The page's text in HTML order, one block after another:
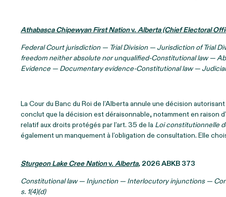
Athabasca Chipewyan First Nationv. Alberta (Chief Electoral
Federal Court jurisdiction — Trial Division — Jurisdiction of Trial
freedom neither absolute nor unqualified-Constitutional law —
Evidence — Documentary evidence-Constitutional law —
La Cour du Banc du Roi de l’Alberta annule une décision
conclut que la décision est déraisonnable, notamment en raison
relatif aux droits protégés par l’art. 35 de la Loi constitutionnelle
également un manquement à l’obligation de consultation. Elle
Sturgeon Lake Cree Nationv. Alberta, 2026 ABKB 373
Constitutional law — Injunction — Interlocutory injunctions —
s. 1(4)(d)